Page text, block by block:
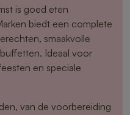
is goed eten
biedt een complete
smaakvolle
Ideaal voor
en speciale
van de voorbereiding